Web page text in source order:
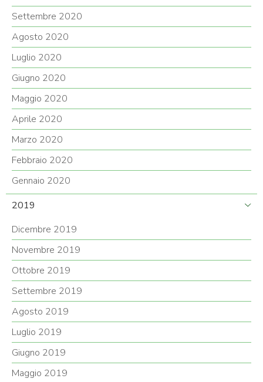
Settembre 2020
Agosto 2020
Luglio 2020
Giugno 2020
Maggio 2020
Aprile 2020
Marzo 2020
Febbraio 2020
Gennaio 2020
2019
Dicembre 2019
Novembre 2019
Ottobre 2019
Settembre 2019
Agosto 2019
Luglio 2019
Giugno 2019
Maggio 2019